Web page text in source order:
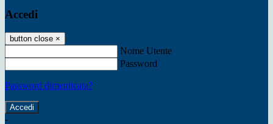
Accedi
button close ×
Nome Utente
Password
Password dimenticata?
-